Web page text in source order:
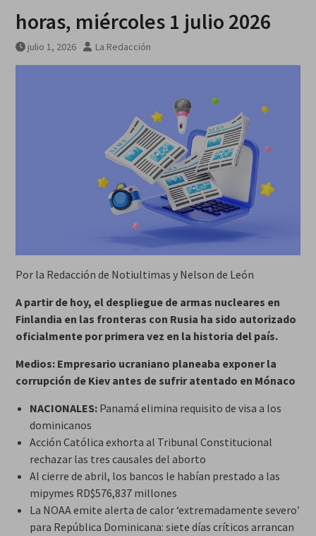
horas, miércoles 1 julio 2026
julio 1, 2026 La Redacción
Por la Redacción de Notiultimas y Nelson de León
A partir de hoy, el despliegue de armas nucleares en
Finlandia en las fronteras con Rusia ha sido autorizado
oficialmente por primera vez en la historia del país.
Medios: Empresario ucraniano planeaba exponer la
corrupción de Kiev antes de sufrir atentado en Mónaco
NACIONALES:Panamá elimina requisito de visa a los
dominicanos
Acción Católica exhorta al Tribunal Constitucional
rechazar las tres causales del aborto
Al cierre de abril, los bancos le habían prestado a las
mipymes RD$576,837 millones
La NOAA emite alerta de calor ‘extremadamente severo’
para República Dominicana: siete días críticos arrancan